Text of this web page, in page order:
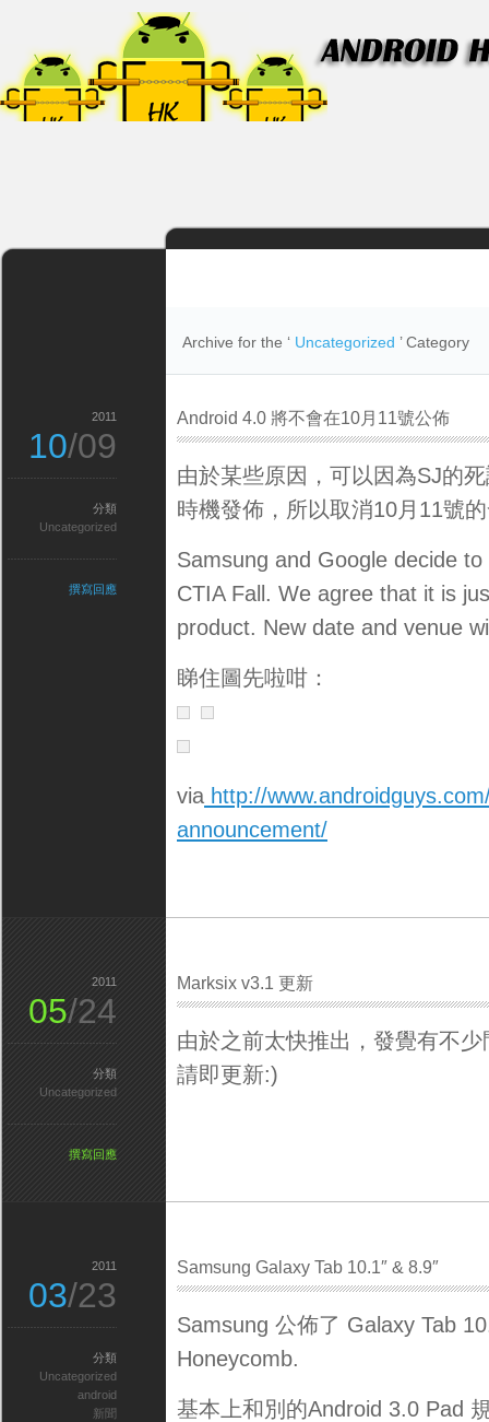
Archive for the ‘ Uncategorized ’ Category
Android 4.0 將不會在10月11號公佈
由於某些原因，可以因為SJ的
時機發佈，所以取消10月11號
Samsung and Google decide
CTIA Fall. We agree that it is
product. New date and venue
睇住圖先啦咁：
via http://
announcement/
2011
10/09
分類
Uncategorized
撰寫回應
Marksix v3.1 更新
由於之前太快推出，發覺有不
請即更新:)
2011
05/24
分類
Uncategorized
撰寫回應
Samsung Galaxy Tab 10.1″ & 8.9″
Samsung 公佈了 Galaxy Tab
Honeycomb.
基本上和別的Android 3.0 Pad
2011
03/23
分類
Uncategorized
android
新聞